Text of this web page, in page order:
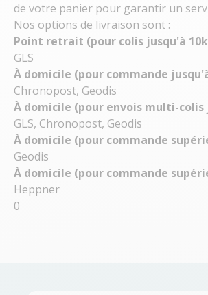
de votre panier pour garantir un
Nos options de livraison sont :
Point retrait (pour colis jusqu'à
GLS
À domicile (pour commande
Chronopost, Geodis
À domicile (pour envois multi-colis
GLS, Chronopost, Geodis
À domicile (pour commande
Geodis
À domicile (pour commande
Heppner
0